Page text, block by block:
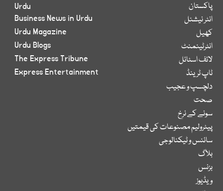
پاکستان
انٹر نیشنل
کھیل
انٹرٹینمنٹ
لائف اسٹائل
ٹاپ ٹرینڈ
دلچسپ و عجیب
صحت
سونے کے نرخ
پیٹرولیم مصنوعات کی قیمتیں
سائنس و ٹیکنالوجی
بلاگ
بزنس
ویڈیوز
Urdu
Business News in Urdu
Urdu Magazine
Urdu Blogs
The Express Tribune
Express Entertainment